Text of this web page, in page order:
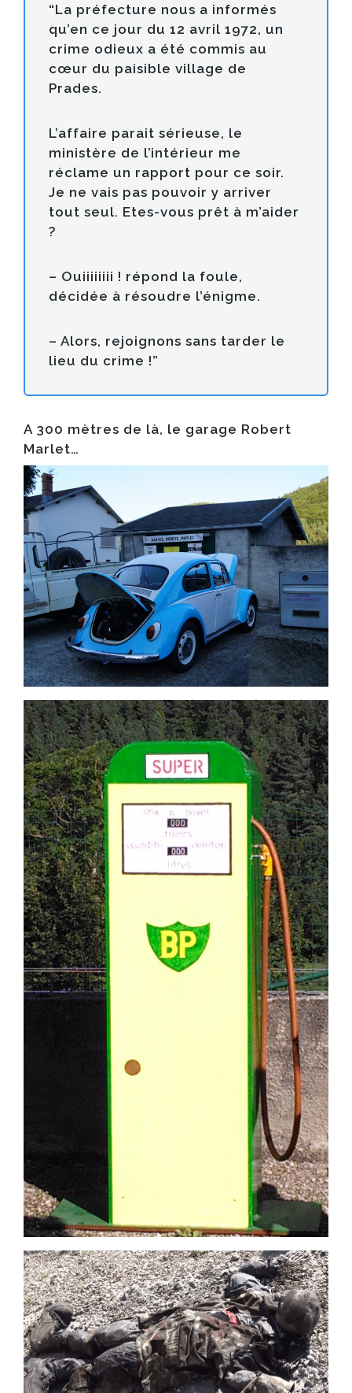
“La préfecture nous a informés
qu’en ce jour du 12 avril 1972, un
crime odieux a été commis au
cœur du paisible village de
Prades.
L’affaire parait sérieuse, le
ministère de l’intérieur me
réclame un rapport pour ce soir.
Je ne vais pas pouvoir y arriver
tout seul. Etes-vous prêt à m’aider
?
– Ouiiiiiiii ! répond la foule,
décidée à résoudre l’énigme.
– Alors, rejoignons sans tarder le
lieu du crime !”
A 300 mètres de là, le garage Robert
Marlet…